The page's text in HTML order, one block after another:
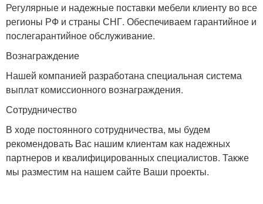
Регулярные и надежные поставки мебели клиенту во все
регионы РФ и страны СНГ. Обеспечиваем гарантийное и
послегарантийное обслуживание.
Вознаграждение
Нашей компанией разработана специальная система
выплат комиссионного вознаграждения.
Сотрудничество
В ходе постоянного сотрудничества, мы будем
рекомендовать Вас нашим клиентам как надежных
партнеров и квалифицированных специалистов. Также
мы разместим на нашем сайте Ваши проекты.